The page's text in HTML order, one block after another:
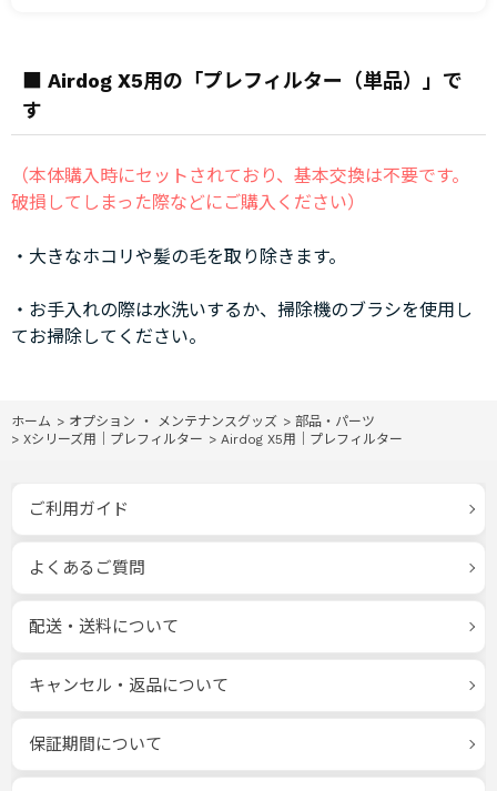
■ Airdog X5用の「プレフィルター（単品）」で
す
（本体購入時にセットされており、基本交換は不要です。
破損してしまった際などにご購入ください）
・大きなホコリや髪の毛を取り除きます。
・お手入れの際は水洗いするか、掃除機のブラシを使用し
てお掃除してください。
ホーム > オプション ・ メンテナンスグッズ > 部品・パーツ
> Xシリーズ用｜プレフィルター > Airdog X5用｜プレフィルター
ご利用ガイド
よくあるご質問
配送・送料について
キャンセル・返品について
保証期間について